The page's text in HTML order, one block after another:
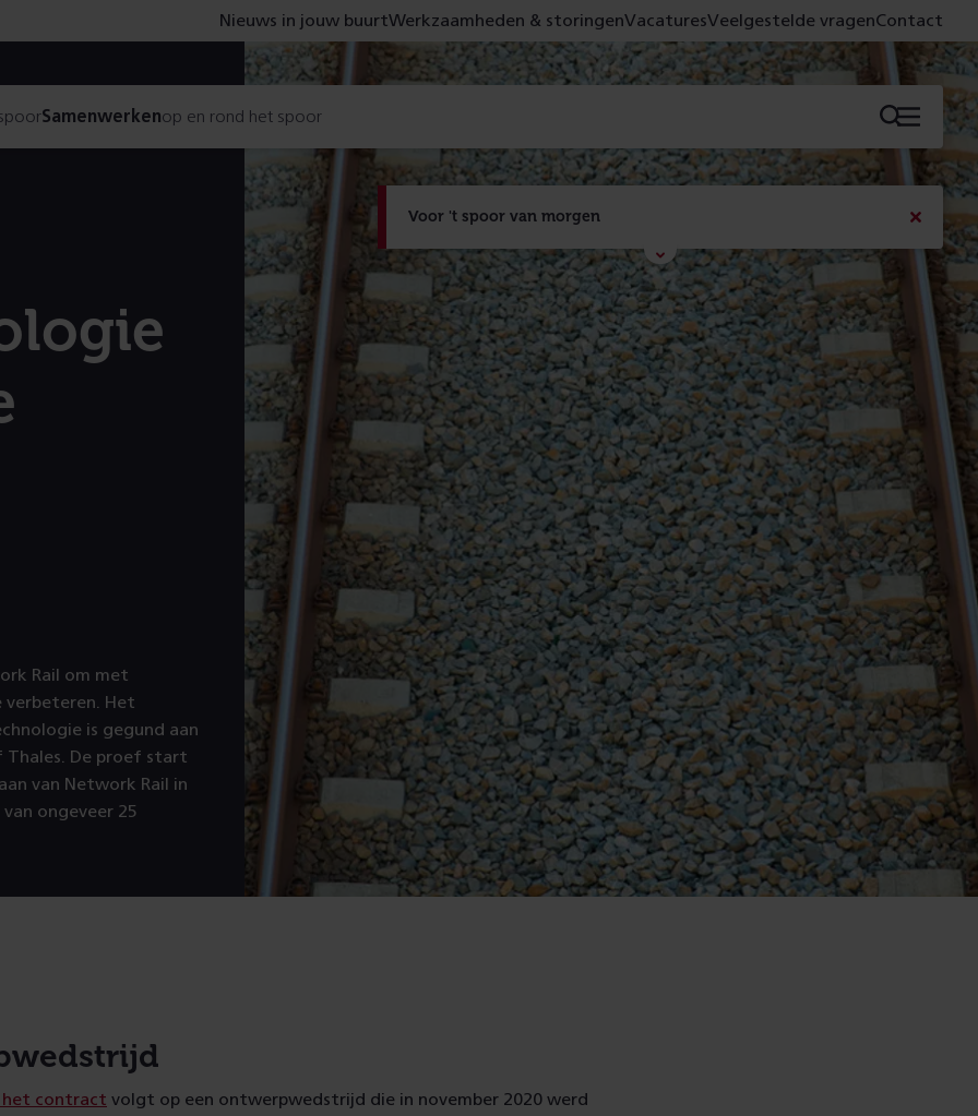
Voor 't spoor van morgen
Met de campagne 'Voor 't spoor naar morgen' laten
we zien wat er vandaag gebeurt en wat dat -
figuurlijk gezien - morgen oplevert.
Lees meer
sluiten
Nieuws in jouw buurtWerkzaamheden & storingenVacaturesVeelgestelde vragenContact
Samenwerkenop en rond het spoor Menu
Rail om met
verbeteren. Het
is gegund aan
Thales. De proef start
van Network Rail in
ongeveer 25
het contract volgt op een ontwerpwedstrijd die in november 2020 werd